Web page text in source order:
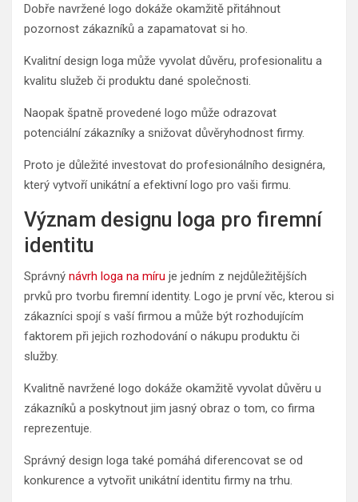
Dobře navržené logo dokáže okamžitě přitáhnout
pozornost zákazníků a zapamatovat si ho.
Kvalitní design loga může vyvolat důvěru, profesionalitu a
kvalitu služeb či produktu dané společnosti.
Naopak špatně provedené logo může odrazovat
potenciální zákazníky a snižovat důvěryhodnost firmy.
Proto je důležité investovat do profesionálního designéra,
který vytvoří unikátní a efektivní logo pro vaši firmu.
Význam designu loga pro firemní
identitu
Správný návrh loga na míru je jedním z nejdůležitějších
prvků pro tvorbu firemní identity. Logo je první věc, kterou si
zákazníci spojí s vaší firmou a může být rozhodujícím
faktorem při jejich rozhodování o nákupu produktu či
služby.
Kvalitně navržené logo dokáže okamžitě vyvolat důvěru u
zákazníků a poskytnout jim jasný obraz o tom, co firma
reprezentuje.
Správný design loga také pomáhá diferencovat se od
konkurence a vytvořit unikátní identitu firmy na trhu.